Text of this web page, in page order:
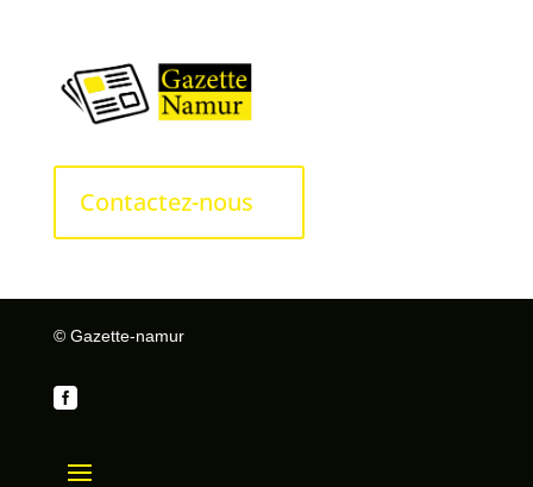
Contactez-nous
© Gazette-namur
